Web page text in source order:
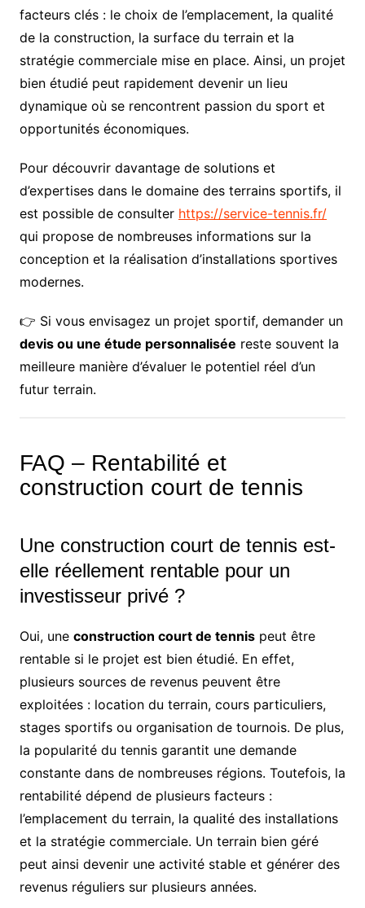
facteurs clés : le choix de l’emplacement, la qualité
de la construction, la surface du terrain et la
stratégie commerciale mise en place. Ainsi, un projet
bien étudié peut rapidement devenir un lieu
dynamique où se rencontrent passion du sport et
opportunités économiques.
Pour découvrir davantage de solutions et
d’expertises dans le domaine des terrains sportifs, il
est possible de consulter https://service-tennis.fr/
qui propose de nombreuses informations sur la
conception et la réalisation d’installations sportives
modernes.
👉 Si vous envisagez un projet sportif, demander un
devis ou une étude personnalisée reste souvent la
meilleure manière d’évaluer le potentiel réel d’un
futur terrain.
FAQ – Rentabilité et
construction court de tennis
Une construction court de tennis est-
elle réellement rentable pour un
investisseur privé ?
Oui, une construction court de tennispeut être
rentable si le projet est bien étudié. En effet,
plusieurs sources de revenus peuvent être
exploitées : location du terrain, cours particuliers,
stages sportifs ou organisation de tournois. De plus,
la popularité du tennis garantit une demande
constante dans de nombreuses régions. Toutefois, la
rentabilité dépend de plusieurs facteurs :
l’emplacement du terrain, la qualité des installations
et la stratégie commerciale. Un terrain bien géré
peut ainsi devenir une activité stable et générer des
revenus réguliers sur plusieurs années.